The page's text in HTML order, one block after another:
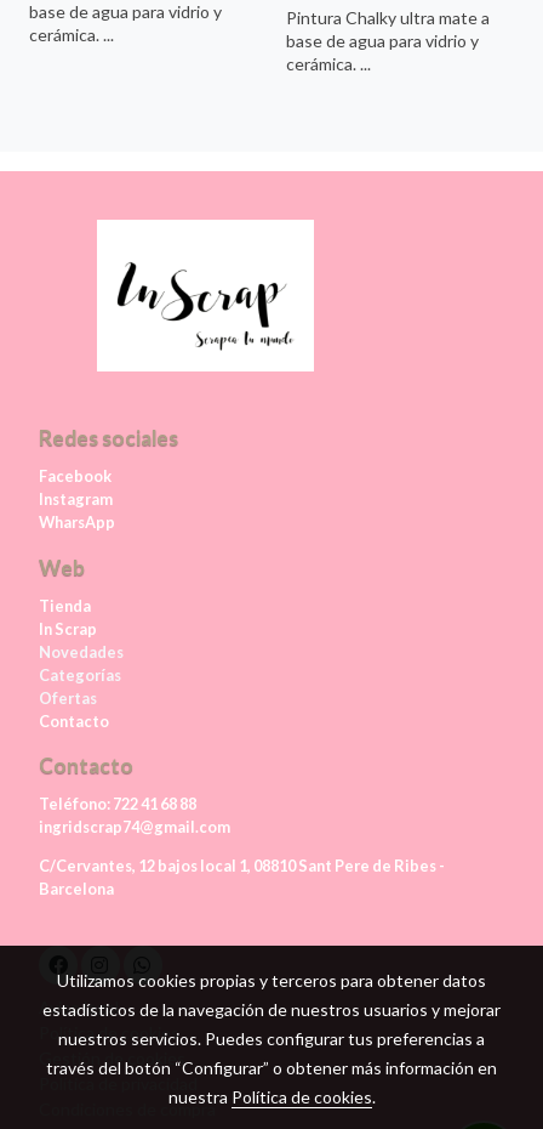
base de agua para vidrio y
cerámica. ...
Pintura Chalky ultra mate a
base de agua para vidrio y
cerámica. ...
Redes sociales
Facebook
Instagram
WharsApp
Web
Tienda
In Scrap
Novedades
Categorías
Ofertas
Contacto
Contacto
Teléfono:722 41 68 88
ingridscrap74@gmail.com
C/Cervantes, 12 bajos local 1, 08810 Sant Pere de Ribes -
Barcelona
Aviso legal
Política de cookies
Gestión de cookies
Condiciones de compra
Utilizamos cookies propias y terceros para obtener datos
estadísticos de la navegación de nuestros usuarios y mejorar
nuestros servicios. Puedes configurar tus preferencias a
través del botón “Configurar” o obtener más información en
nuestra Política de cookies.